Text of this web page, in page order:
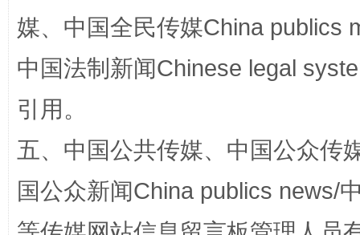
漫山遍野的桃花与雪山、麦地、白藏房 除
媒、中国全民传媒China publics
中国法制新闻Chinese legal
引用。
五、中国公共传媒、中国公众传
国公众新闻China publics news/